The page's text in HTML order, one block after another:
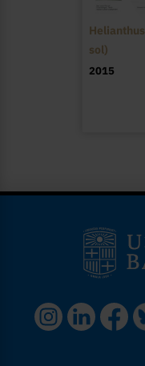
sol)
2015